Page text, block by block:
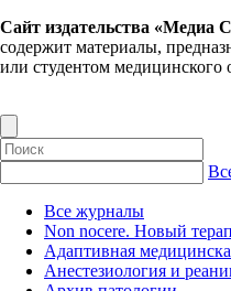
Сайт издательства «Медиа
содержит материалы,
или студентом медицинского
Все журналы
Non nocere. Новый
Адаптивная
Анестезиология и